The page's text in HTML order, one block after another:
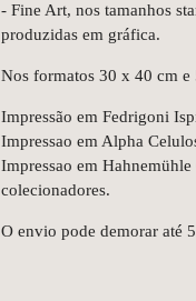
- Fine Art, nos tamanhos
produzidas em gráfica.
Nos formatos 30 x 40 cm e
Impressão em Fedrigoni
Impressao em Alpha
Impressao em
colecionadores.
O envio pode demorar até